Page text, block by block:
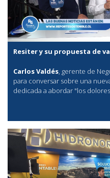
Resiter y su propuesta de
Carlos Valdés, gerente de
para conversar sobre una
dedicada a abordar "los